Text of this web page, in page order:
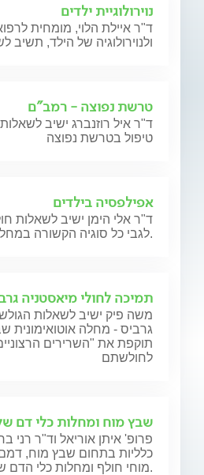
נוירולוגיית ילדים
ד"ר איילת הלוי, מומחית
ולנוירולוגיה של הילד, תשיב
טרשת נפוצה - רמב"ם
ד"ר איל רוזנברג ישיב
טיפול בטרשת נפוצה
אפילפסיה בילדים
ד"ר אלי הימן ישיב לשאלות
לגבי כל סוגיה הקשורה במחלת האפילפסיה.
תמיכה לחולי מיאסטניה
משה פיק ישיב לשאלות
גרביס - מחלה אוטואימונית
תוקפת את "השרירים
לחולשתם
שבץ מוח ומחלות כלי דם
פרופ' איתן אוריאל וד"ר רני
כלליות בתחום שבץ מוח, דמם
מוחי חולף ומחלות כלי הדם של המוח.